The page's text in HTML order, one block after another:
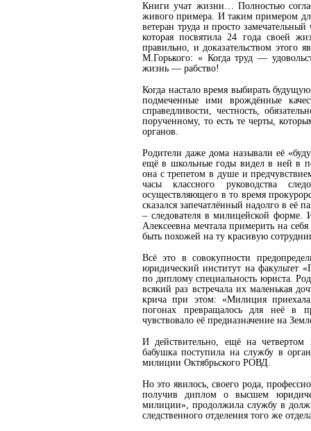
Книги учат жизни… Полностью
живого примера. И таким примером
ветеран труда и просто
которая посвятила 24 года своей
правильно, и доказательством этого
М.Горького: « Когда труд —
жизнь — рабство!
Когда настало время выбирать
подмеченные ими врождённые
справедливости, честность,
порученному, то есть те черты,
органов.
Родители даже дома называли её
ещё в школьные годы видел в ней в
она с трепетом в душе и
часы классного руководства
осуществляющего в то время
сказался запечатлённый надолго в
– следователя в милицейской
Алексеевна мечтала примерить на
быть похожей на ту красивую
Всё это в совокупности
юридический институт на факультет
по диплому специальность юриста.
всякий раз встречала их маленькая
крича при этом: «Милиция
погонах превращалось для неё в
чувствовало её предназначение на
И действительно, ещё на четвертом
бабушка поступила на службу в
милиции Октябрьского РОВД.
Но это явилось, своего рода,
получив диплом о высшем
милиции», продолжила службу в
следственного отделения того же